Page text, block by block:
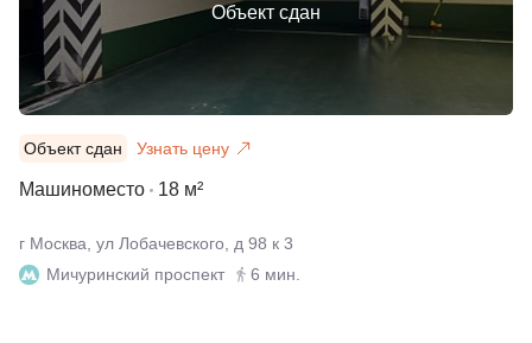
Объект сдан
Объект сдан Узнать цену
Машиноместо 18 м²
г Москва, ул Лобачевского, д 98 к 3
Мичуринский проспект
6 мин.